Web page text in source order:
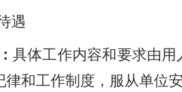
遇
具体工作内容和要求由
律和工作制度，服从单位